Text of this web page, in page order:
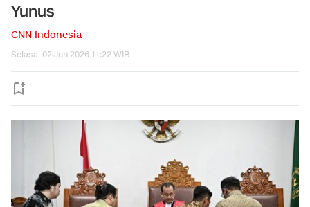
Yunus
CNN Indonesia
Selasa, 02 Jun 2026 11:22 WIB